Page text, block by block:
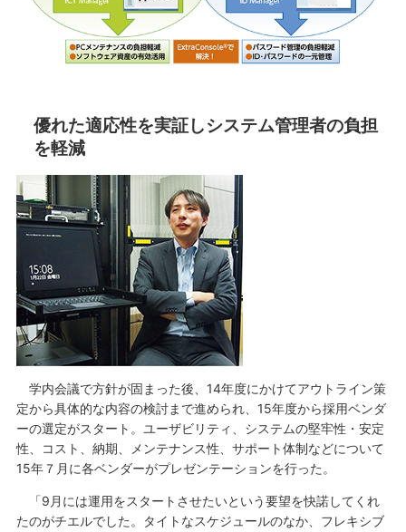
優れた適応性を実証しシステム管理者の負担
を軽減
学内会議で方針が固まった後、14年度にかけてアウトライン策
定から具体的な内容の検討まで進められ、15年度から採用ベンダ
ーの選定がスタート。ユーザビリティ、システムの堅牢性・安定
性、コスト、納期、メンテナンス性、サポート体制などについて
15年７月に各ベンダーがプレゼンテーションを行った。
「9月には運用をスタートさせたいという要望を快諾してくれ
たのがチエルでした。タイトなスケジュールのなか、フレキシブ